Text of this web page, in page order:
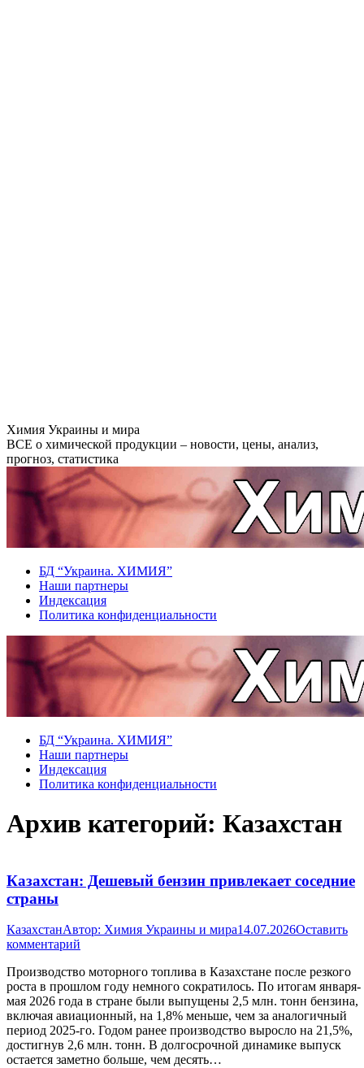
Химия Украины и мира
ВСЕ о химической продукции – новости, цены, анализ,
прогноз, статистика
БД “Украина. ХИМИЯ”
Наши партнеры
Индексация
Политика конфиденциальности
БД “Украина. ХИМИЯ”
Наши партнеры
Индексация
Политика конфиденциальности
Архив категорий: Казахстан
Казахстан: Дешевый бензин привлекает соседние
страны
КазахстанАвтор: Химия Украины и мира14.07.2026Оставить
комментарий
Производство моторного топлива в Казахстане после резкого
роста в прошлом году немного сократилось. По итогам января-
мая 2026 года в стране были выпущены 2,5 млн. тонн бензина,
включая авиационный, на 1,8% меньше, чем за аналогичный
период 2025-го. Годом ранее производство выросло на 21,5%,
достигнув 2,6 млн. тонн. В долгосрочной динамике выпуск
остается заметно больше, чем десять…